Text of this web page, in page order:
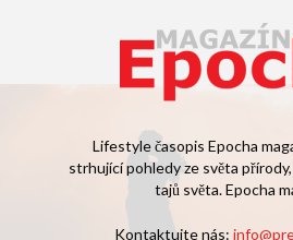
Lifestyle časopis Epocha
strhující pohledy ze světa
tajů světa. Epocha
Kontaktujte nás: